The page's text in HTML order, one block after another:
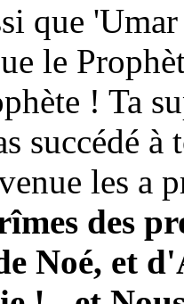
que
le
! Ta
succédé
les a
des
Noé, et